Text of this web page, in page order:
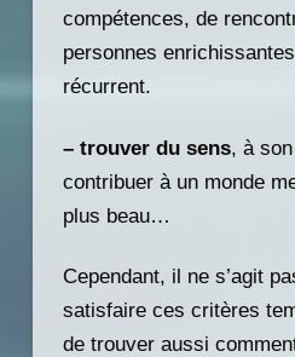
compétences, de
personnes
récurrent.
– trouver du sens, à
contribuer à un monde
plus beau…
Cependant, il ne s’agit
satisfaire ces critères
de trouver aussi